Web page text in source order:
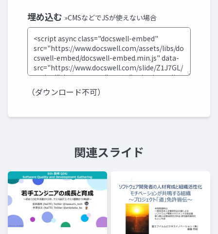
埋め込む »CMSなどでJSが使えない場合
（ダウンロード不可）
関連スライド